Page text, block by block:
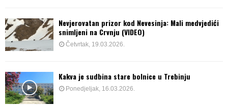
Nevjerovatan prizor kod Nevesinja: Mali medvjedići
snimljeni na Crvnju (VIDEO)
Četvrtak, 19.03.2026.
Kakva je sudbina stare bolnice u Trebinju
Ponedjeljak, 16.03.2026.